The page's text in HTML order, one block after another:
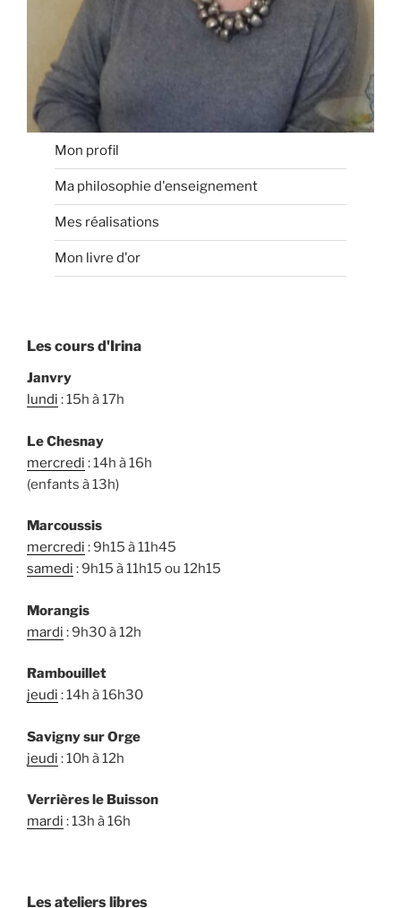
Mon profil
Ma philosophie d'enseignement
Mes réalisations
Mon livre d'or
Les cours d'Irina
Janvry
lundi : 15h à 17h
Le Chesnay
mercredi : 14h à 16h
(enfants à 13h)
Marcoussis
mercredi : 9h15 à 11h45
samedi : 9h15 à 11h15 ou 12h15
Morangis
mardi : 9h30 à 12h
Rambouillet
jeudi : 14h à 16h30
Savigny sur Orge
jeudi : 10h à 12h
Verrières le Buisson
mardi : 13h à 16h
Les ateliers libres